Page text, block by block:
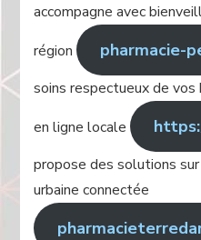
accompagne avec
région
pharmacie-
soins respectueux de vos
en ligne locale
propose des solutions
urbaine connectée